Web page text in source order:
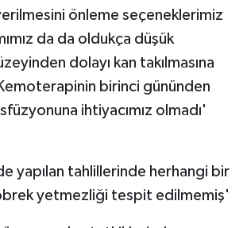
önleme seçeneklerimiz
da da oldukça düşük
dolayı kan takılmasına
birinci gününden
ihtiyacımız olmadı'
yapılan tahlillerinde herhangi bir
yetmezliği tespit edilmemiş'